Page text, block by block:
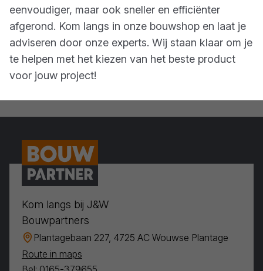
eenvoudiger, maar ook sneller en efficiënter
afgerond. Kom langs in onze bouwshop en laat je
adviseren door onze experts. Wij staan klaar om je
te helpen met het kiezen van het beste product
voor jouw project!
Kom langs bij J&W
Bouwpartners
Plantagebaan 227, 4725 AC Wouwse Plantage
Route in maps